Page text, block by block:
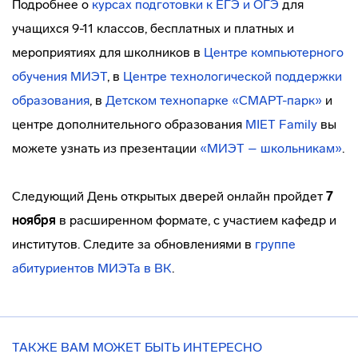
Подробнее о курсах подготовки к ЕГЭ и ОГЭ для
учащихся 9-11 классов, бесплатных и платных и
мероприятиях для школников в Центре компьютерного
обучения МИЭТ, в Центре технологической поддержки
образования, в Детском технопарке «СМАРТ-парк» и
центре дополнительного образования MIET Family вы
можете узнать из презентации «МИЭТ – школьникам».
Следующий День открытых дверей онлайн пройдет 7
ноября в расширенном формате, с участием кафедр и
институтов. Следите за обновлениями в группе
абитуриентов МИЭТа в ВК.
ТАКЖЕ ВАМ МОЖЕТ БЫТЬ ИНТЕРЕСНО